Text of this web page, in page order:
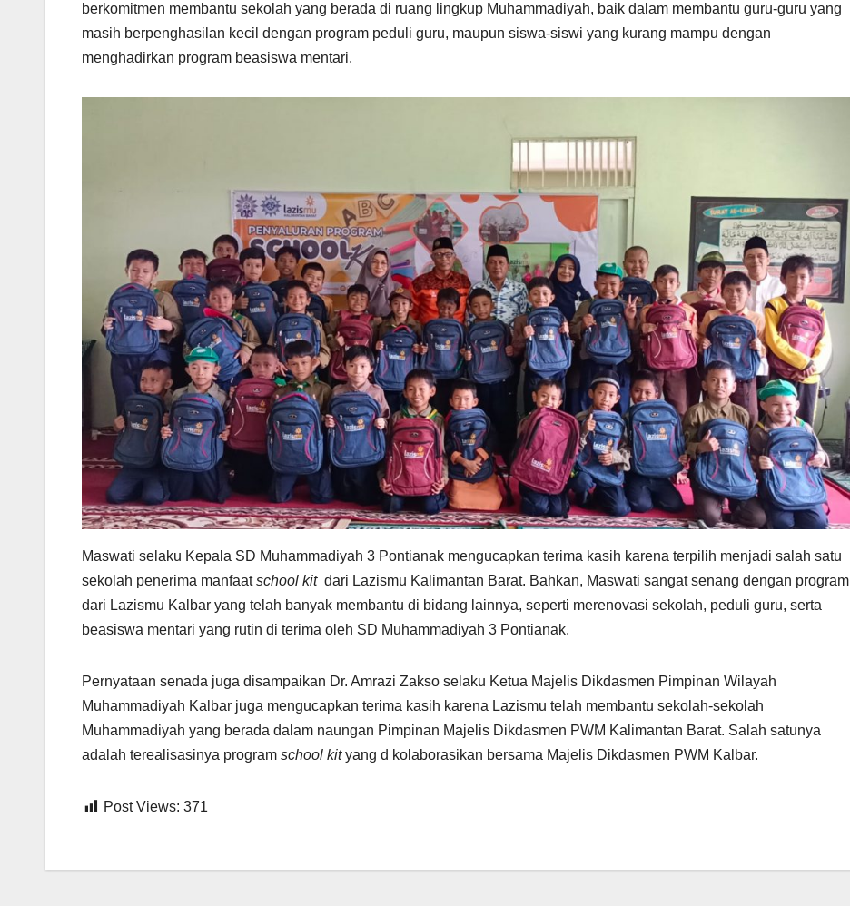
berkomitmen membantu sekolah yang berada di ruang lingkup Muhammadiyah, baik dalam membantu guru-guru yang
masih berpenghasilan kecil dengan program peduli guru, maupun siswa-siswi yang kurang mampu dengan
menghadirkan program beasiswa mentari.
Maswati selaku Kepala SD Muhammadiyah 3 Pontianak mengucapkan terima kasih karena terpilih menjadi salah satu
sekolah penerima manfaatschool kit dari Lazismu Kalimantan Barat. Bahkan, Maswati sangat senang dengan program
dari Lazismu Kalbar yang telah banyak membantu di bidang lainnya, seperti merenovasi sekolah, peduli guru, serta
beasiswa mentari yang rutin di terima oleh SD Muhammadiyah 3 Pontianak.
Pernyataan senada juga disampaikan Dr. Amrazi Zakso selaku Ketua Majelis Dikdasmen Pimpinan Wilayah
Muhammadiyah Kalbar juga mengucapkan terima kasih karena Lazismu telah membantu sekolah-sekolah
Muhammadiyah yang berada dalam naungan Pimpinan Majelis Dikdasmen PWM Kalimantan Barat. Salah satunya
adalah terealisasinya program school kityang d kolaborasikan bersama Majelis Dikdasmen PWM Kalbar.
Post Views: 371